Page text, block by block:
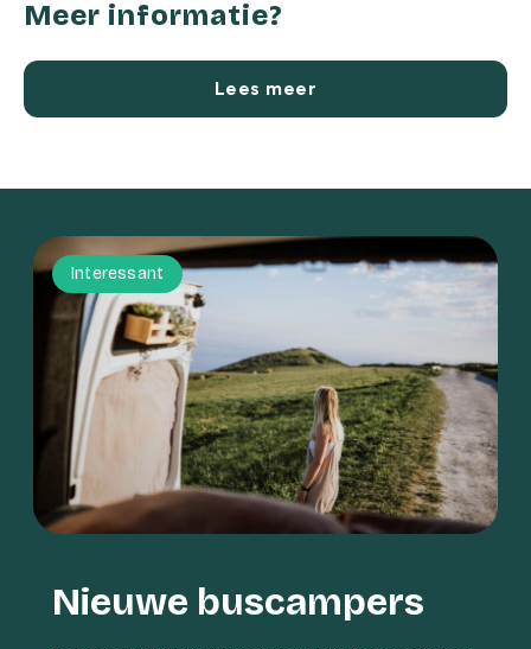
Meer informatie?
Lees meer
Interessant
Nieuwe buscampers